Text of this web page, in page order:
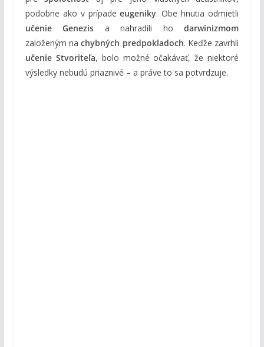
podobne ako v prípadeeugeniky. Obe hnutia odmietli
učenie Genezis a nahradili hodarwinizmom
založeným nachybných predpokladoch. Keďže zavrhli
učenie Stvoriteľa, bolo možné očakávať, že niektoré
výsledky nebudú priaznivé – a práve to sa potvrdzuje.